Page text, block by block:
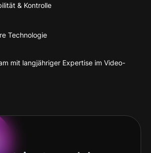
& Kontrolle
Technologie
mit langjähriger Expertise im Video-